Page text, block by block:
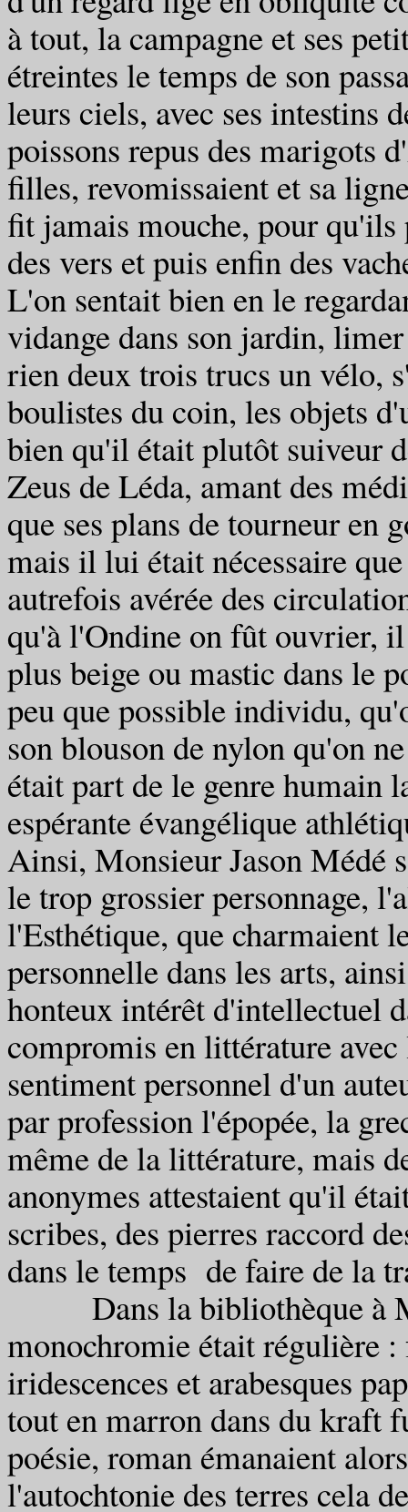
à tout, la campagne et ses
étreintes le temps de son
leurs ciels, avec ses intestins
poissons repus des marigots
filles, revomissaient et sa
fit jamais mouche, pour qu'ils
des vers et puis enfin des
L'on sentait bien en le
vidange dans son jardin,
rien deux trois trucs un vélo,
boulistes du coin, les objets
bien qu'il était plutôt suiveur
Zeus de Léda, amant des
que ses plans de tourneur en
mais il lui était nécessaire
autrefois avérée des
qu'à l'Ondine on fût ouvrier,
plus beige ou mastic dans le
peu que possible individu,
son blouson de nylon qu'on
était part de le genre humain
espérante évangélique
Ainsi, Monsieur Jason Médé
le trop grossier personnage,
l'Esthétique, que charmaient
personnelle dans les arts,
honteux intérêt d'intellectuel
compromis en littérature
sentiment personnel d'un
par profession l'épopée, la
même de la littérature, mais
anonymes attestaient qu'il
scribes, des pierres raccord
dans le temps de faire de la
Dans la bibliothèque à
monochromie était régulière
iridescences et arabesques
tout en marron dans du kraft
poésie, roman émanaient
l'autochtonie des terres cela